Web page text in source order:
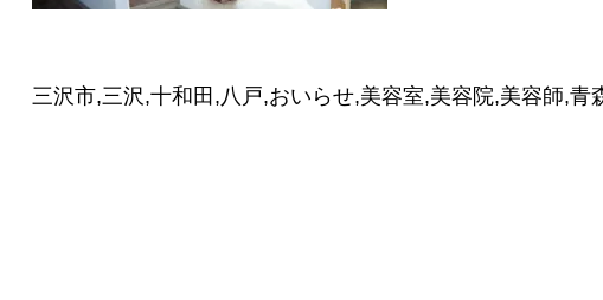
三沢市,三沢,十和田,八戸,おいらせ,美容室,美容院,美容師,